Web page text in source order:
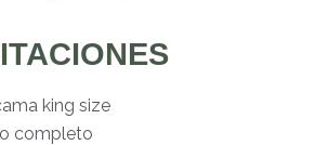
king size
completo